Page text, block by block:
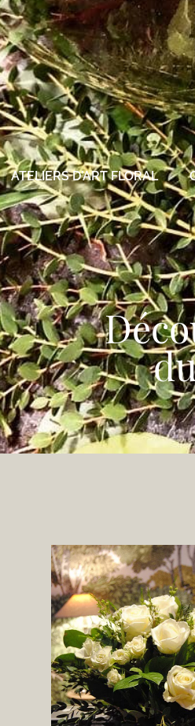
ATELIERS D’ART FLORAL